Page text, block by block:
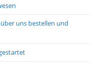
uns bestellen und